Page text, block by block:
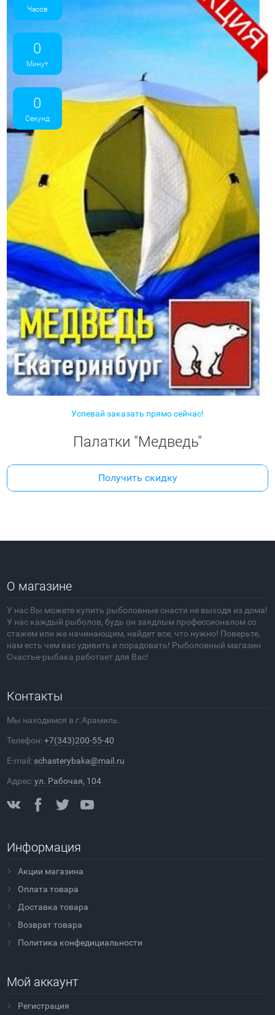
Часов
0
Минут
0
Секунд
Успевай заказать прямо сейчас!
Палатки "Медведь"
Получить скидку
О магазине
У нас Вы можете купить рыболовные снасти не выходя из дома!
У нас каждый рыболов, будь он заядлым профессионалом со
стажем или же начинающим, найдет все, что нужно! Поверьте,
нам есть чем вас удивить и порадовать! Рыболовный магазин
Счастье-рыбака работает для Вас!
Контакты
Мы находимся в г.Арамиль.
Телефон:+7(343)200-55-40
E-mail: schasterybaka@mail.ru
Адрес:ул. Рабочая, 104
Информация
Акции магазина
Оплата товара
Доставка товара
Возврат товара
Политика конфедициальности
Мой аккаунт
Регистрация